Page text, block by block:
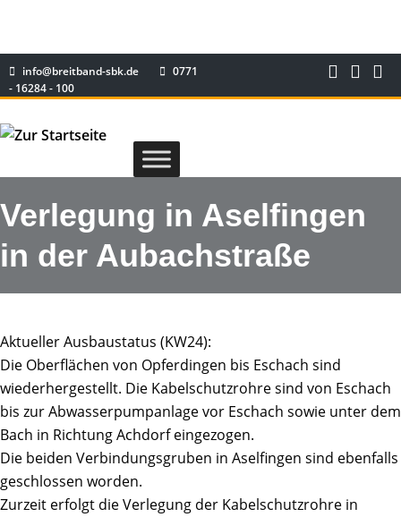
info@breitband-sbk.de
0771
- 16284 - 100
Verlegung in Aselfingen
in der Aubachstraße
Aktueller Ausbaustatus (KW24):
Die Oberflächen von Opferdingen bis Eschach sind
wiederhergestellt. Die Kabelschutzrohre sind von Eschach
bis zur Abwasserpumpanlage vor Eschach sowie unter dem
Bach in Richtung Achdorf eingezogen.
Die beiden Verbindungsgruben in Aselfingen sind ebenfalls
geschlossen worden.
Zurzeit erfolgt die Verlegung der Kabelschutzrohre in